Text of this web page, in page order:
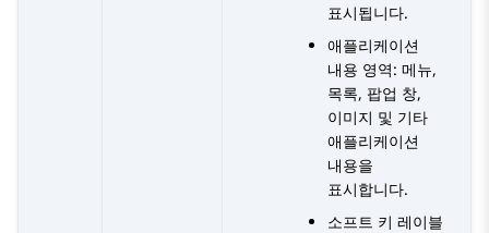
표시됩니다.
애플리케이션
내용 영역: 메뉴,
목록, 팝업 창,
이미지 및 기타
애플리케이션
내용을
표시합니다.
소프트 키 레이블